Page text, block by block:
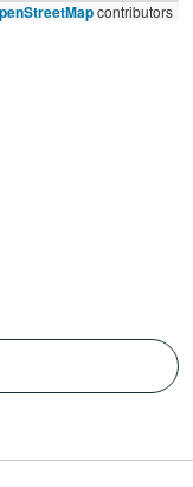
contributors